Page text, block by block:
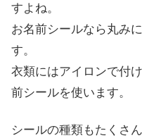
すよね。
お名前シールなら丸み
す。
衣類にはアイロンで付
前シールを使います。
シールの種類もたくさ